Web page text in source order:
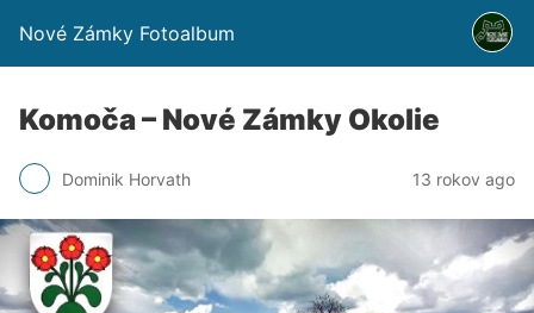
Nové Zámky Fotoalbum
Komoča – Nové Zámky Okolie
Dominik Horvath 13 rokov ago